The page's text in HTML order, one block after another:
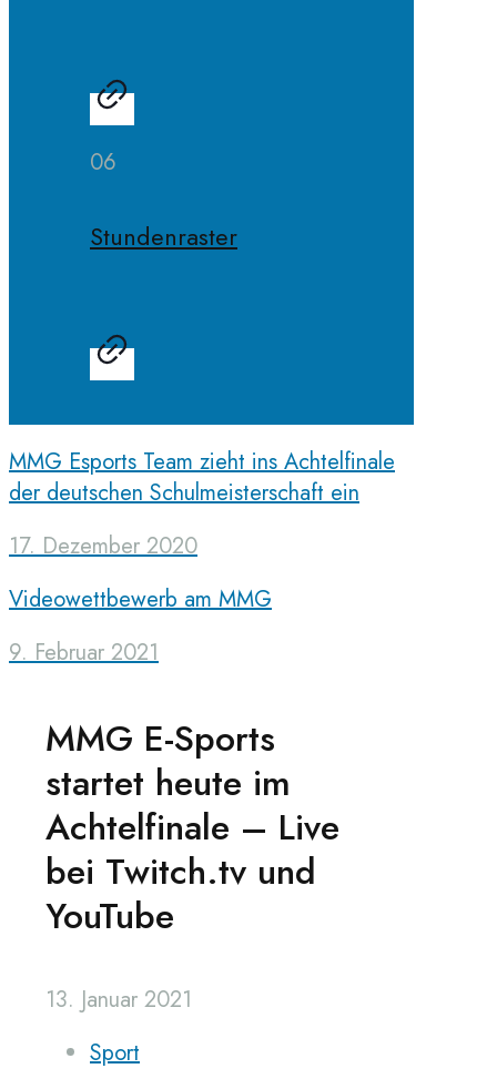
06
Stundenraster
MMG Esports Team zieht ins Achtelfinale
der deutschen Schulmeisterschaft ein
17. Dezember 2020
Videowettbewerb am MMG
9. Februar 2021
MMG E-Sports
startet heute im
Achtelfinale – Live
bei Twitch.tv und
YouTube
13. Januar 2021
Sport